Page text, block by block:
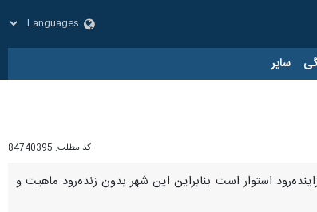
سایر
کد مطلب: 84740395
استوار است بنابراین این شهر بدون زنده‌رود ماهیت و